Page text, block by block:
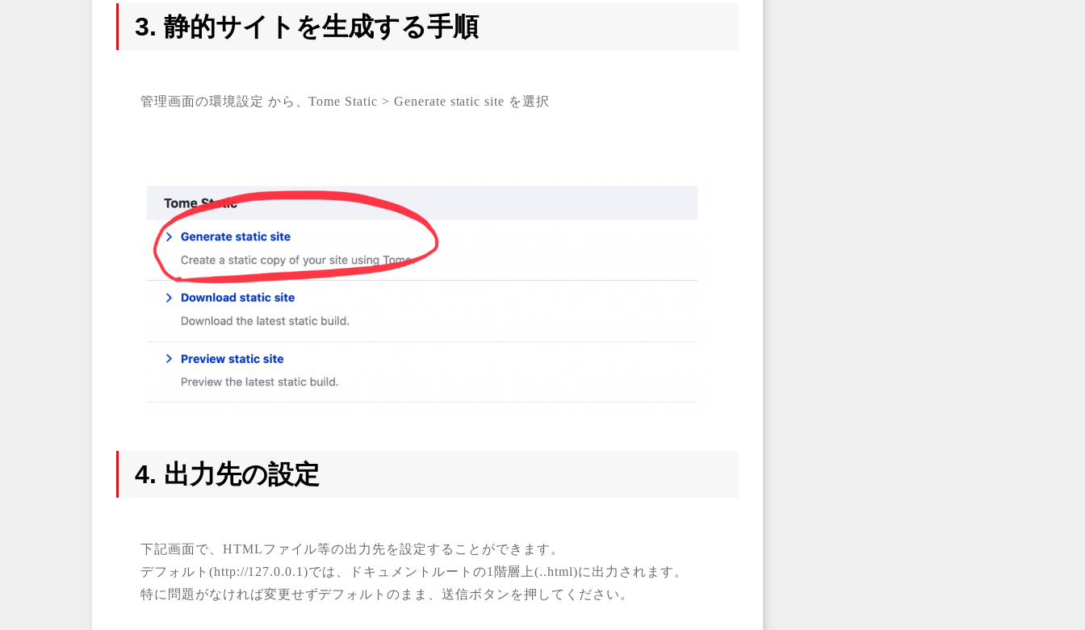
3. 静的サイトを生成する手順
管理画面の環境設定 から、Tome Static > Generate static site を選択
4. 出力先の設定
下記画面で、HTMLファイル等の出力先を設定することができます。
デフォルト(http://127.0.0.1)では、ドキュメントルートの1階層上(..html)に出力されます。
特に問題がなければ変更せずデフォルトのまま、送信ボタンを押してください。